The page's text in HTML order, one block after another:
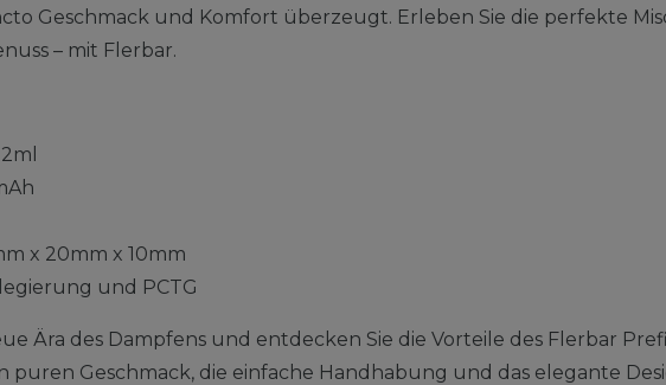
Geschmack und Komfort überzeugt. Erleben Sie die perfekte
– mit Flerbar.
2ml
x 20mm x 10mm
und PCTG
Ära des Dampfens und entdecken Sie die Vorteile des Flerbar
puren Geschmack, die einfache Handhabung und das elegante